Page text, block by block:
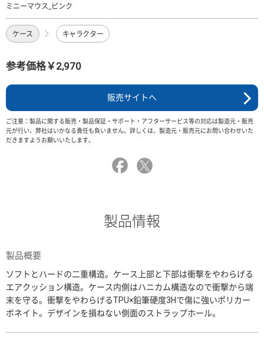
ミニーマウス_ピンク
ケース キャラクター
参考価格￥2,970
販売サイトへ
ご注意：製品に関する販売・製品保証・サポート・アフターサービス等の対応は製造元・販売
元が行い、弊社はいかなる責任も負いません。詳しくは、製造元・販売元にお問い合わせいた
だきますようお願いいたします。
製品情報
製品概要
ソフトとハードの二重構造。ケース上部と下部は衝撃をやわらげる
エアクッション構造。ケース内側はハニカム構造なので衝撃から端
末を守る。衝撃をやわらげるTPU×鉛筆硬度3Hで傷に強いポリカー
ボネイト。デザインを損ねない側面のストラップホール。